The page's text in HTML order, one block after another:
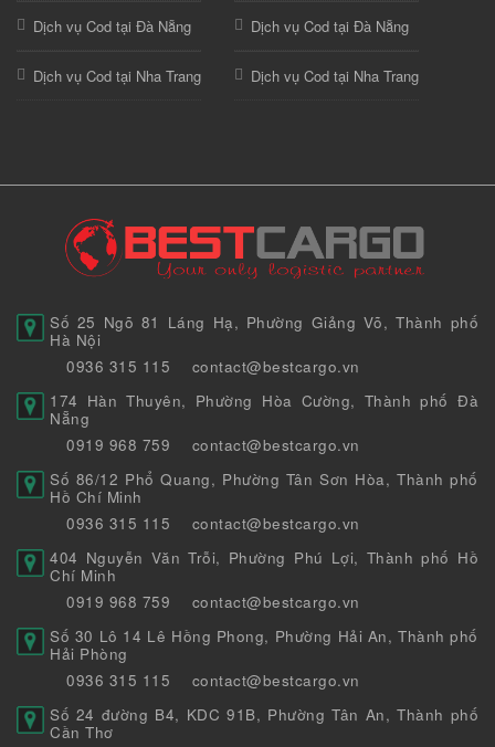
Dịch vụ Cod tại Đà Nẵng
Dịch vụ Cod tại Nha Trang
Dịch vụ Cod tại Đà Nẵng
Dịch vụ Cod tại Nha Trang
Số 25 Ngõ 81 Láng Hạ, Phường Giảng Võ, Thành phố
Hà Nội
0936 315 115
contact@bestcargo.vn
174 Hàn Thuyên, Phường Hòa Cường, Thành phố Đà
Nẵng
0919 968 759
contact@bestcargo.vn
Số 86/12 Phổ Quang, Phường Tân Sơn Hòa, Thành phố
Hồ Chí Minh
0936 315 115
contact@bestcargo.vn
404 Nguyễn Văn Trỗi, Phường Phú Lợi, Thành phố Hồ
Chí Minh
0919 968 759
contact@bestcargo.vn
Số 30 Lô 14 Lê Hồng Phong, Phường Hải An, Thành phố
Hải Phòng
0936 315 115
contact@bestcargo.vn
Số 24 đường B4, KDC 91B, Phường Tân An, Thành phố
Cần Thơ